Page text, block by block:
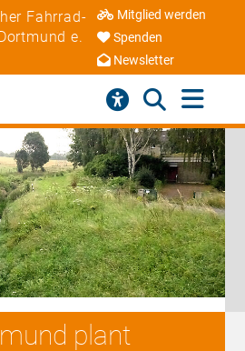
Fahrrad-
e.
Mitglied werden
Spenden
Newsletter
plant